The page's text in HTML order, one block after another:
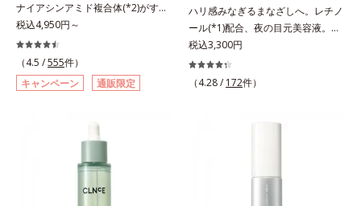
ナイアシンアミド複合体(*2)がすば
やく浸透(*3)。ピンと、パッと。大
人の肌にハリ感を。シワ改善×美白
(*1)美容液。ポーラ化成 研究所の独
自研究で見出した、速攻型ナイアシ
ンアミド複合体(*2)と浸透サポート
有効成分「ナイアシンアミド」の浸
透スピードがアップ(*5)し、浸透し
にくい大人肌の深く(*3)まで素早く
届けます。真皮のコラーゲン産生を
促進し、年齢とともに刻まれる深い
税込4,950円～
（4.5 /555件）
キャンペーン
通販限定
ハリ感みなぎるまなざしへ。レチノ
ール(*1)配合、夜の目元美容液。オ
ルビスの目元技術を結集し、ハリ感
みなぎるまなざしへ。レチノール
(*1)配合の目元美容液です。目元悩
り、肌表面にピン！としたハリ感を
与え、さらに疑似セラミド(*3)が角
税込3,300円
（4.28 / 172件）